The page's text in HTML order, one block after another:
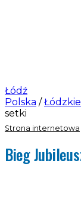
Łódź
Polska / Łódzkie
setki
Strona internetowa
Bieg